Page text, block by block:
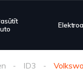
ID3